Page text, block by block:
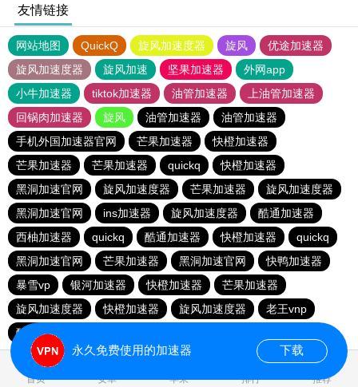
友情链接
网站地图 QuickQ 旋风加速度器 旋风
优途加速器
旋风加速度器
旋风加速 坚果加速器
外网app
小牛加速器
tiktok加速器 油管加速器
上油管加速器
回锅肉加速器
旋风 油管加速器
油管加速器
手机外国加速器官网
芒果加速器
快橙加速器
芒果加速器
芒果加速器 quickq
快橙加速器
黑洞加速官网
旋风加速度器 芒果加速器
旋风加速度器
黑洞加速官网
ins加速器 旋风加速度器
酷通加速器
西柚加速器
quickq 酷通加速器 快橙加速器
quickq
黑洞加速官网
芒果加速器 黑洞加速官网
快鸭加速器
暴雪vp
银河加速器 快橙加速器
芒果加速器
旋风加速度器
快橙加速器 旋风加速度器
老王vnp
酷通加速器
首页 安卓 苹果 排行 推荐
永久免费使用的加速器 下载
0.064431s